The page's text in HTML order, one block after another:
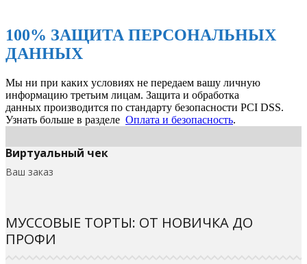
100% ЗАЩИТА ПЕРСОНАЛЬНЫХ
ДАННЫХ
Мы ни при каких условиях не передаем вашу личную
информацию третьим лицам. Защита и обработка
данных производится по стандарту безопасности PCI DSS.
Узнать больше в разделе Оплата и безопасность.
Виртуальный чек
Ваш заказ
МУССОВЫЕ ТОРТЫ: ОТ НОВИЧКА ДО
ПРОФИ